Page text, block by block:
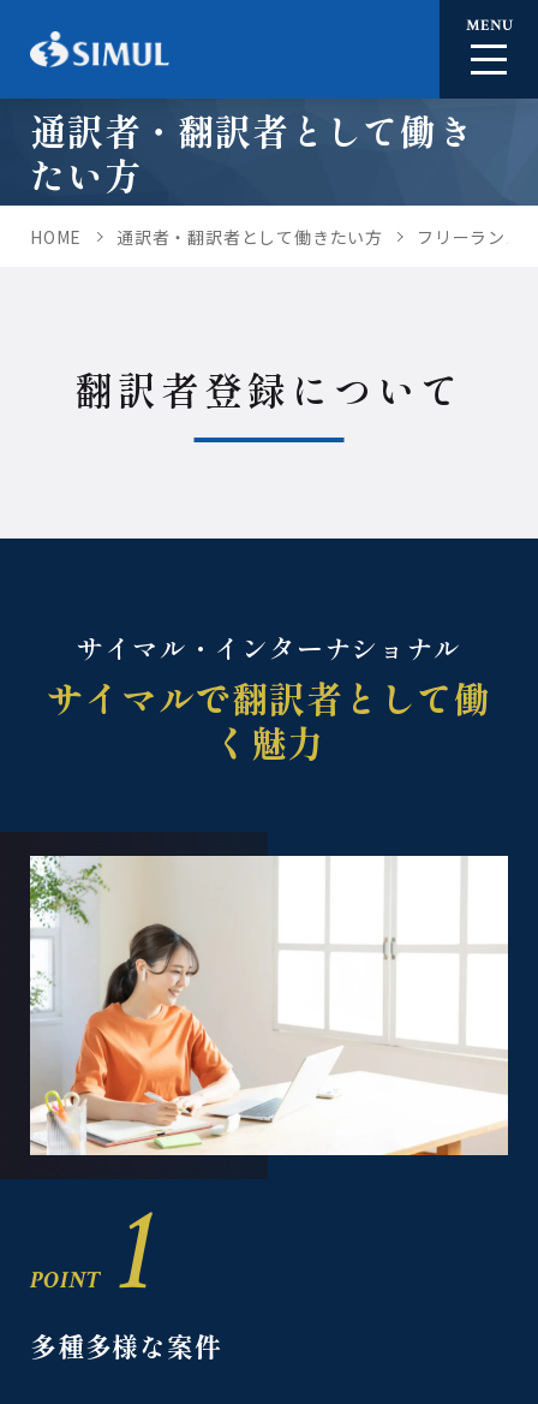
MENU
通訳者・翻訳者として働き
たい方
HOME 通訳者・翻訳者として働きたい方 フリーランス
翻訳者登録について
サイマル・インターナショナル
サイマルで翻訳者として働
く魅力
POINT 1
多種多様な案件